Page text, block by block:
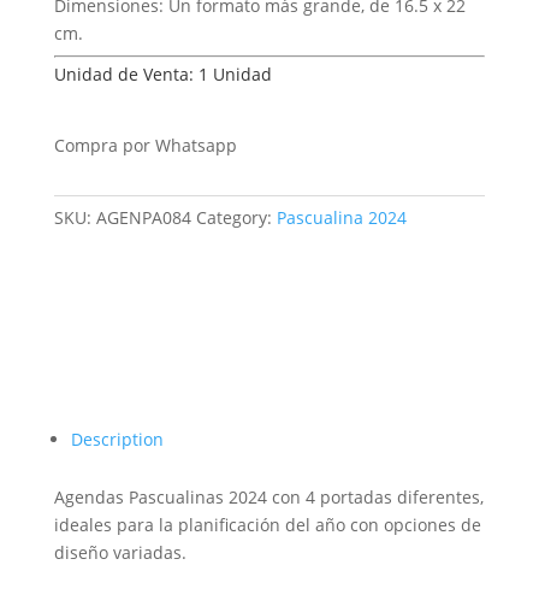
Dimensiones: Un formato más grande, de 16.5 x 22
cm.
Unidad de Venta: 1 Unidad
Compra por Whatsapp
SKU: AGENPA084 Category: Pascualina 2024
Description
Agendas Pascualinas 2024 con 4 portadas diferentes,
ideales para la planificación del año con opciones de
diseño variadas.